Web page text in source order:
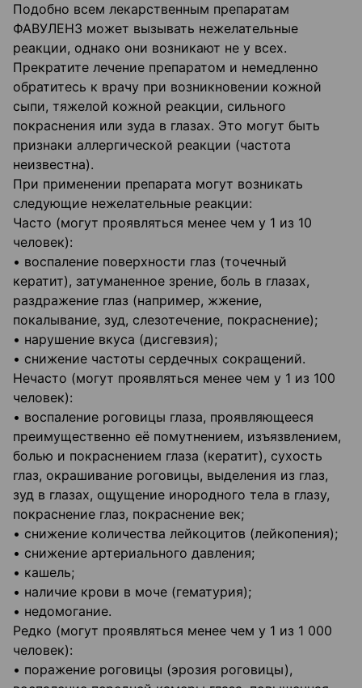
Подобно всем лекарственным препаратам
ФАВУЛЕНЗ может вызывать нежелательные
реакции, однако они возникают не у всех.
Прекратите лечение препаратом и немедленно
обратитесь к врачу при возникновении кожной
сыпи, тяжелой кожной реакции, сильного
покраснения или зуда в глазах. Это могут быть
признаки аллергической реакции (частота
неизвестна).
При применении препарата могут возникать
следующие нежелательные реакции:
Часто (могут проявляться менее чем у 1 из 10
человек):
• воспаление поверхности глаз (точечный
кератит), затуманенное зрение, боль в глазах,
раздражение глаз (например, жжение,
покалывание, зуд, слезотечение, покраснение);
• нарушение вкуса (дисгевзия);
• снижение частоты сердечных сокращений.
Нечасто (могут проявляться менее чем у 1 из 100
человек):
• воспаление роговицы глаза, проявляющееся
преимущественно её помутнением, изъязвлением,
болью и покраснением глаза (кератит), сухость
глаз, окрашивание роговицы, выделения из глаз,
зуд в глазах, ощущение инородного тела в глазу,
покраснение глаз, покраснение век;
• снижение количества лейкоцитов (лейкопения);
• снижение артериального давления;
• кашель;
• наличие крови в моче (гематурия);
• недомогание.
Редко (могут проявляться менее чем у 1 из 1 000
человек):
• поражение роговицы (эрозия роговицы),